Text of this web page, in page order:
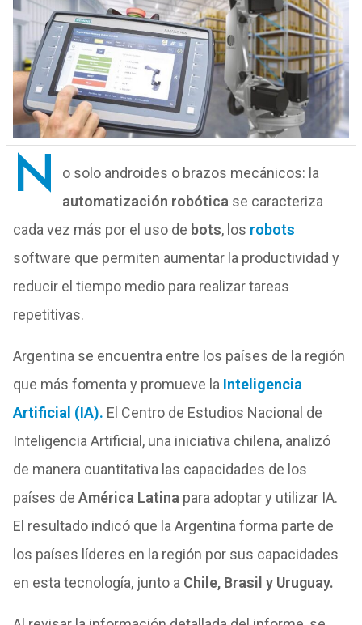
N
o solo androides o brazos mecánicos: la
automatización robótica se caracteriza
cada vez más por el uso de bots, los robots
software que permiten aumentar la productividad y
reducir el tiempo medio para realizar tareas
repetitivas.
Argentina se encuentra entre los países de la región
que más fomenta y promueve la Inteligencia
Artificial (IA). El Centro de Estudios Nacional de
Inteligencia Artificial, una iniciativa chilena, analizó
de manera cuantitativa las capacidades de los
países de América Latina para adoptar y utilizar IA.
El resultado indicó que la Argentina forma parte de
los países líderes en la región por sus capacidades
en esta tecnología, junto a Chile, Brasil y Uruguay.